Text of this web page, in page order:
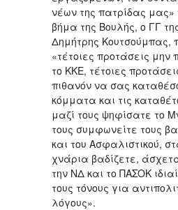
νέων της πατρίδας μας»
βήμα της Βουλής, ο ΓΓ
Δημήτρης Κουτσούμπας,
«τέτοιες προτάσεις μην
το ΚΚΕ, τέτοιες
πιθανόν να σας
κόμματα και τις
μαζί τους ψηφίσατε το
τους συμφωνείτε τους
και του Ασφαλιστικού,
χνάρια βαδίζετε,
την ΝΔ και το ΠΑΣΟΚ
τους τόνους για
λόγους».